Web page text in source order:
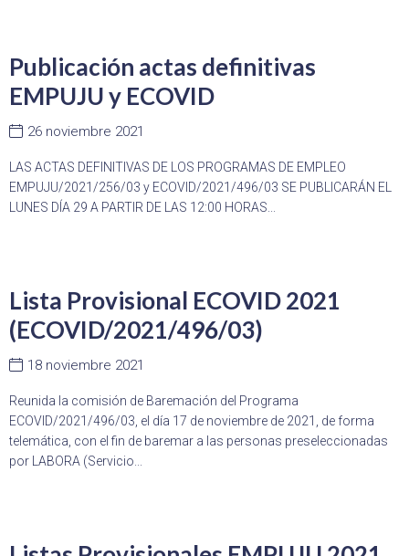
Publicación actas definitivas
EMPUJU y ECOVID
26 noviembre 2021
LAS ACTAS DEFINITIVAS DE LOS PROGRAMAS DE EMPLEO
EMPUJU/2021/256/03 y ECOVID/2021/496/03 SE PUBLICARÁN EL
LUNES DÍA 29 A PARTIR DE LAS 12:00 HORAS...
Lista Provisional ECOVID 2021
(ECOVID/2021/496/03)
18 noviembre 2021
Reunida la comisión de Baremación del Programa
ECOVID/2021/496/03, el día 17 de noviembre de 2021, de forma
telemática, con el fin de baremar a las personas preseleccionadas
por LABORA (Servicio...